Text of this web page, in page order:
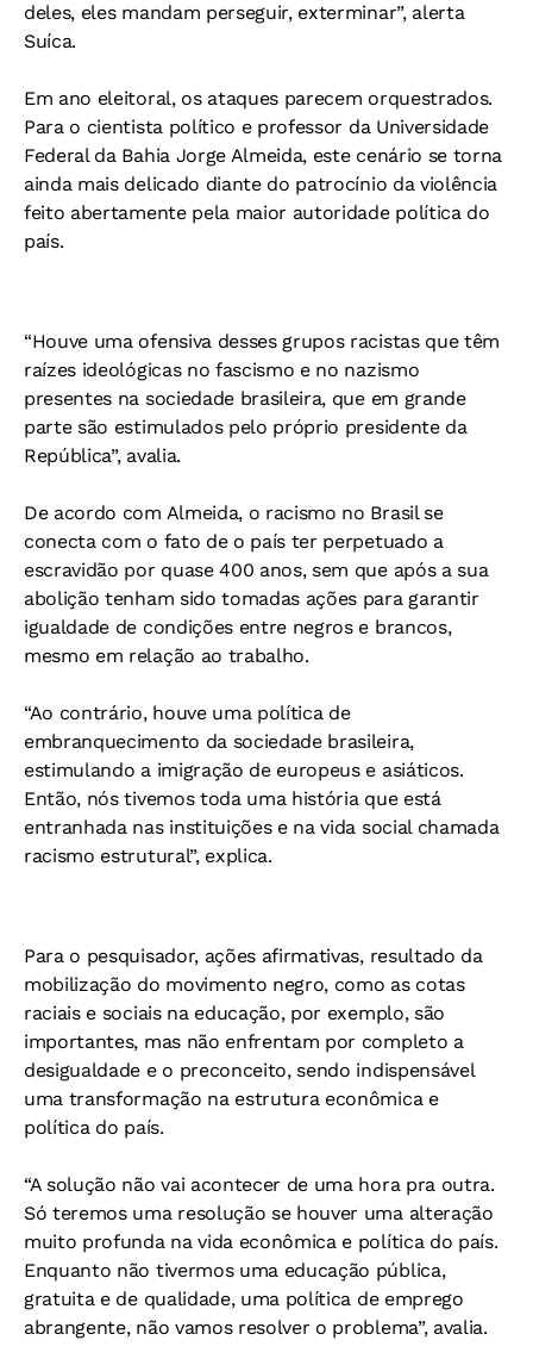
deles, eles mandam perseguir, exterminar”, alerta
Suíca.
Em ano eleitoral, os ataques parecem orquestrados.
Para o cientista político e professor da Universidade
Federal da Bahia Jorge Almeida, este cenário se torna
ainda mais delicado diante do patrocínio da violência
feito abertamente pela maior autoridade política do
país.
“Houve uma ofensiva desses grupos racistas que têm
raízes ideológicas no fascismo e no nazismo
presentes na sociedade brasileira, que em grande
parte são estimulados pelo próprio presidente da
República”, avalia.
De acordo com Almeida, o racismo no Brasil se
conecta com o fato de o país ter perpetuado a
escravidão por quase 400 anos, sem que após a sua
abolição tenham sido tomadas ações para garantir
igualdade de condições entre negros e brancos,
mesmo em relação ao trabalho.
“Ao contrário, houve uma política de
embranquecimento da sociedade brasileira,
estimulando a imigração de europeus e asiáticos.
Então, nós tivemos toda uma história que está
entranhada nas instituições e na vida social chamada
racismo estrutural”, explica.
Para o pesquisador, ações afirmativas, resultado da
mobilização do movimento negro, como as cotas
raciais e sociais na educação, por exemplo, são
importantes, mas não enfrentam por completo a
desigualdade e o preconceito, sendo indispensável
uma transformação na estrutura econômica e
política do país.
“A solução não vai acontecer de uma hora pra outra.
Só teremos uma resolução se houver uma alteração
muito profunda na vida econômica e política do país.
Enquanto não tivermos uma educação pública,
gratuita e de qualidade, uma política de emprego
abrangente, não vamos resolver o problema”, avalia.